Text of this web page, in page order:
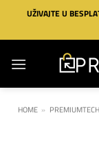
Preskoči
sadržaj
UŽIVAJTE U
HOME » PREMIUMTECH